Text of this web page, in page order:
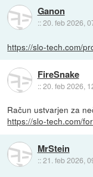
Ganon
::20. feb 2026,
https://slo-tech.com/
FireSnake
::20. feb 2026,
Račun ustvarjen za
https://slo-tech.com/
MrStein
::21. feb 2026,